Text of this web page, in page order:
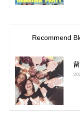
Recommend